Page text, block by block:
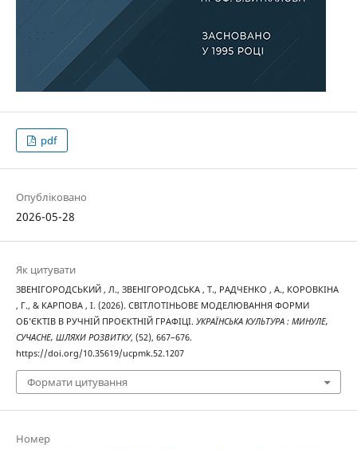
pdf
Опубліковано
2026-05-28
Як цитувати
ЗВЕНІГОРОДСЬКИЙ , Л., ЗВЕНІГОРОДСЬКА , Т., РАДЧЕНКО , А., КОРОВКІНА
, Г., & КАРПОВА , І. (2026). СВІТЛОТІНЬОВЕ МОДЕЛЮВАННЯ ФОРМИ
ОБ’ЄКТІВ В РУЧНІЙ ПРОЄКТНІЙ ГРАФІЦІ. УКРАЇНСЬКА КУЛЬТУРА : МИНУЛЕ,
СУЧАСНЕ, ШЛЯХИ РОЗВИТКУ, (52), 667–676.
https://doi.org/10.35619/ucpmk.52.1207
Формати цитування
Номер